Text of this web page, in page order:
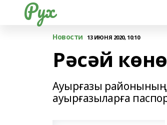
Рух
Новости 13 ИЮНЯ 2020, 10:10
Рәсәй
Ауырғазы районының
ауырғазыларға